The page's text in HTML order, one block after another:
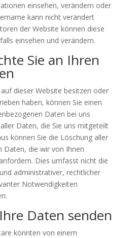
einsehen, verändern oder
kann nicht verändert
der Website können diese
einsehen und verändern.
Sie an Ihren
dieser Website besitzen oder
haben, können Sie einen
Daten bei uns
Daten, die Sie uns mitgeteilt
können Sie die Löschung aller
Daten, die wir von Ihnen
Dies umfasst nicht die
administrativer, rechtlicher
Notwendigkeiten
Daten senden
könnten von einem